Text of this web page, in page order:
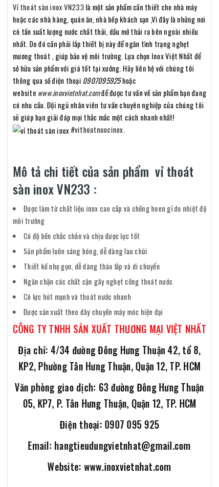
Vỉ thoát sàn inox VN233 là một sản phẩm cần thiết cho nhà máy
hoặc các nhà hàng, quán ăn, nhà bếp khách sạn ,Vì đây là những nơi
có tần suất lượng nước chất thải, dầu mỡ thải ra bên ngoài nhiều
nhất. Do đó cần phải lắp thiết bị này để ngăn tình trạng nghẹt
mương thoát , giúp bảo vệ môi trường. Lựa chọn Inox Việt Nhất để
sở hữu sản phẩm với giá tốt tại xưởng. Hãy liên hệ với chúng tôi
thông qua số điện thoại 0907095925hoặc
website www.inoxvietnhat.comđể được tư vấn về sản phẩm bạn đang
có nhu cầu. Đội ngũ nhân viên tư vấn chuyên nghiệp của chúng tôi
sẽ giúp bạn giải đáp mọi thắc mắc một cách nhanh nhất!
#vithoatnuocinox.
Mô tả chi tiết của sản phẩm vỉ thoát
sàn inox VN233 :
Được làm từ chất liệu inox cao cấp và chống hoen gỉ do nhiệt độ
môi trường
Có độ bền chắc chắn và chịu được lực tốt
Sản phẩm luôn sáng bóng, dễ dàng lau chùi
Thiết kế nhẹ gọn, dễ dàng tháo lắp và di chuyển
Ngăn chặn các chất cặn gây nghẹt cống thoát nước
Có lực hút mạnh và thoát nước nhanh
Được sản xuất theo dây chuyền máy móc hiện đại
CÔNG TY TNHH SẢN XUẤT THƯƠNG MẠI VIỆT NHẤT
Địa chỉ: 4/34 đường Đông Hưng Thuận 42, tổ 8,
KP2, Phường Tân Hưng Thuận, Quận 12, TP. HCM
Văn phòng giao dịch: 63 đường Đông Hưng Thuận
05, KP7, P. Tân Hưng Thuận, Quận 12, TP. HCM
Điện thoại: 0907 095 925
Email: hangtieudungvietnhat@gmail.com
Website: www.inoxvietnhat.com